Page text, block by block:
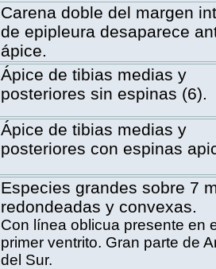
Carena doble del margen
de epipleura desaparece
ápice.
Ápice de tibias medias y
posteriores sin espinas (6).
Ápice de tibias medias y
posteriores con espinas
Especies grandes sobre 7
redondeadas y convexas.
Con línea oblicua presente en
primer ventrito. Gran parte de
del Sur.